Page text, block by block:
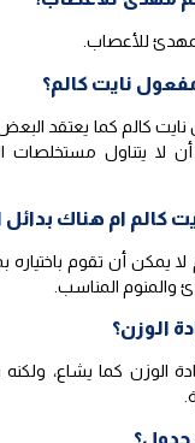
للأعصاب.
نايت كالم؟
كالم كما يعتقد
كالم ام هناك
يمكن أن تقوم باختياره
والمنوم المناسب.
الوزن؟
الوزن كما يشاع،
جدول؟